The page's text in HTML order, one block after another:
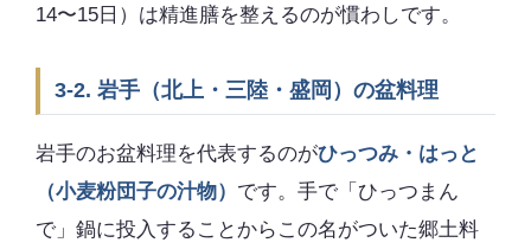
14〜15日）は精進膳を整えるのが慣わしです。
3-2. 岩手（北上・三陸・盛岡）の盆料理
岩手のお盆料理を代表するのがひっつみ・はっと
（小麦粉団子の汁物） です。手で「ひっつまん
で」鍋に投入することからこの名がついた郷土料